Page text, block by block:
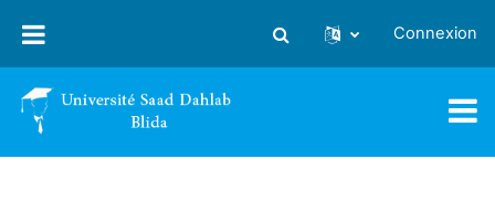
Activer/désactiver la saisie
Connexion